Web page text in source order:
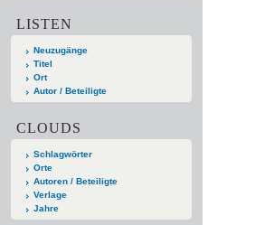
LISTEN
Neuzugänge
Titel
Ort
Autor / Beteiligte
CLOUDS
Schlagwörter
Orte
Autoren / Beteiligte
Verlage
Jahre